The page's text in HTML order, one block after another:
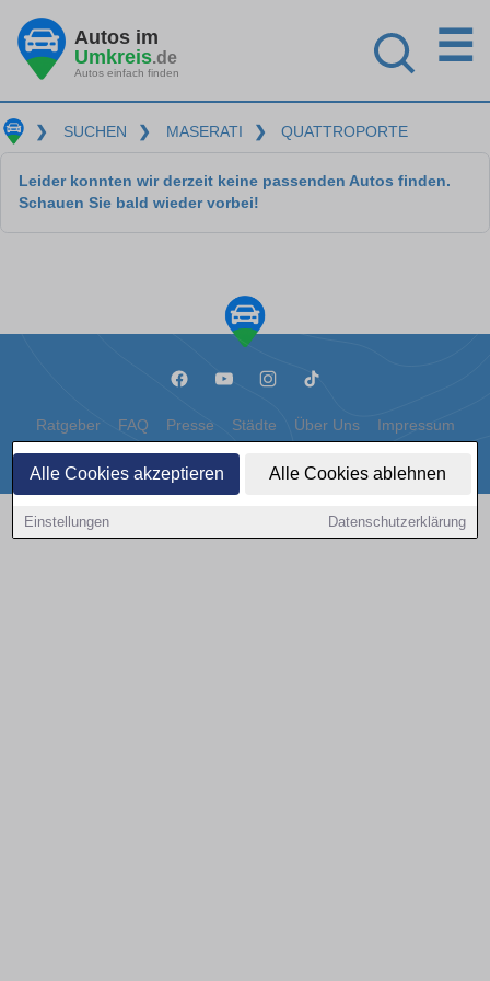
Alle Cookies akzeptieren Alle Cookies ablehnen
Einstellungen Datenschutzerklärung
Autos im
Umkreis.de
Autos einfach finden
☰
❯ SUCHEN ❯ MASERATI ❯ QUATTROPORTE
Leider konnten wir derzeit keine passenden Autos finden.
Schauen Sie bald wieder vorbei!
Ratgeber FAQ Presse Städte Über Uns Impressum
Datenschutz Cookies
Copyright © 2000 - 2026 | 1A Infosysteme GmbH | Content by: 1a-sites-autos